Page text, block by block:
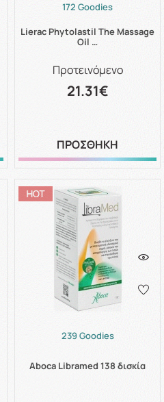
172 Goodies
Lierac Phytolastil The Massage
Oil …
Προτεινόμενο
21.31€
ΠΡΟΣΘΗΚΗ
239 Goodies
Aboca Libramed 138 δισκία